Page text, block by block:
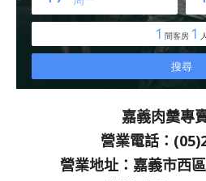
嘉義肉羹專
營業電話：
營業地址：嘉義市西